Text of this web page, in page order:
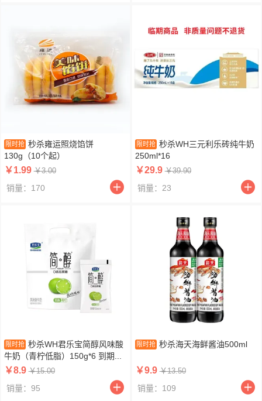
限时抢 秒杀雍运照烧馅饼
130g（10个起）
￥1.99￥3.00
销量：170
限时抢 秒杀WH三元利乐砖纯牛奶
250ml*16
￥29.9￥39.90
销量：23
限时抢 秒杀WH君乐宝简醇风味酸
牛奶（青柠低脂）150g*6 到期...
￥8.9￥15.00
销量：95
限时抢 秒杀海天海鲜酱油500ml
￥9.9￥13.50
销量：109